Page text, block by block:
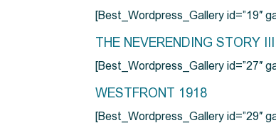
[Best_Wordpress_Gallery id=”19″
THE NEVERENDING STORY III
[Best_Wordpress_Gallery id=”27″
WESTFRONT 1918
[Best_Wordpress_Gallery id=”29″